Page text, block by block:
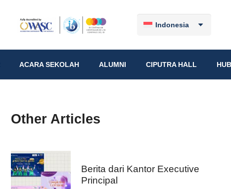
Indonesia
ACARA SEKOLAH ALUMNI CIPUTRA HALL
Other Articles
Berita dari Kantor Executive
Principal